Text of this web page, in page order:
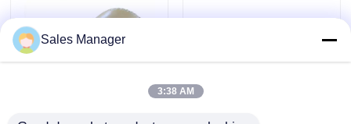
Deniz Kauçuk Hava Yastıkları
Deniz kurtarma hava yastıkları
Sales Manager
3:38 AM